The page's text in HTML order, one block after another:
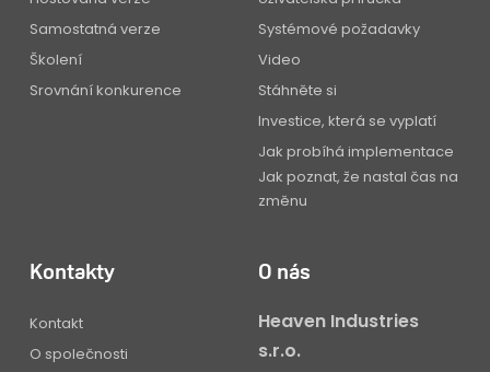
Samostatná verze
Školení
Srovnání konkurence
Systémové požadavky
Video
Stáhněte si
Investice, která se vyplatí
Jak probíhá implementace
Jak poznat, že nastal čas na
změnu
Kontakty
Kontakt
O společnosti
O nás
Heaven Industries
s.r.o.